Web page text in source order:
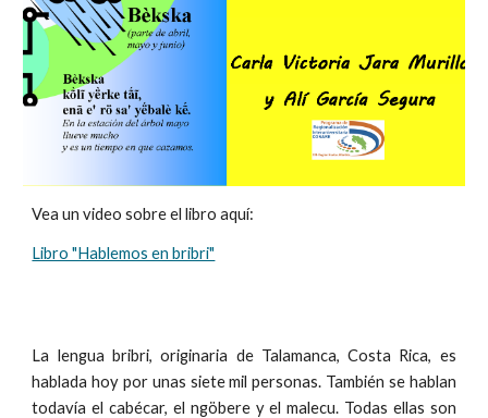
Vea un video sobre el libro aquí:
Libro "Hablemos en bribri"
La lengua bribri, originaria de Talamanca, Costa Rica, es
hablada hoy por unas siete mil personas. También se hablan
todavía el cabécar, el ngöbere y el malecu. Todas ellas son